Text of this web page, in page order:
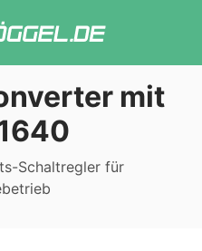
mit
Schaltregler für